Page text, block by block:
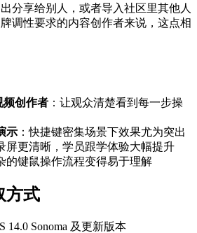
分享给别人，或者导入社区里其他人
调性要求的内容创作者来说，这点相
频创作者 ：让观众清楚看到每一步操
示 ：快捷键密集场景下效果尤为突出
屏更清晰，学员跟学体验大幅提升
的键鼠操作流程变得易于理解
方式
14.0 Sonoma 及更新版本